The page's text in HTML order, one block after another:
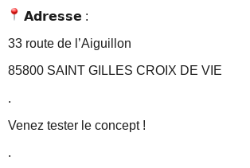
𝗔𝗱𝗿𝗲𝘀𝘀𝗲 :
33 route de l’Aiguillon
85800 SAINT GILLES CROIX DE VIE
.
Venez tester le concept !
.